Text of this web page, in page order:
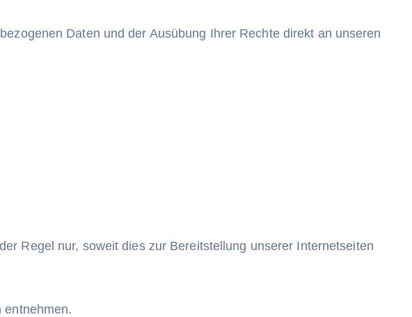
Daten und der Ausübung Ihrer Rechte direkt an unseren
Regel nur, soweit dies zur Bereitstellung unserer Internetseiten
entnehmen.